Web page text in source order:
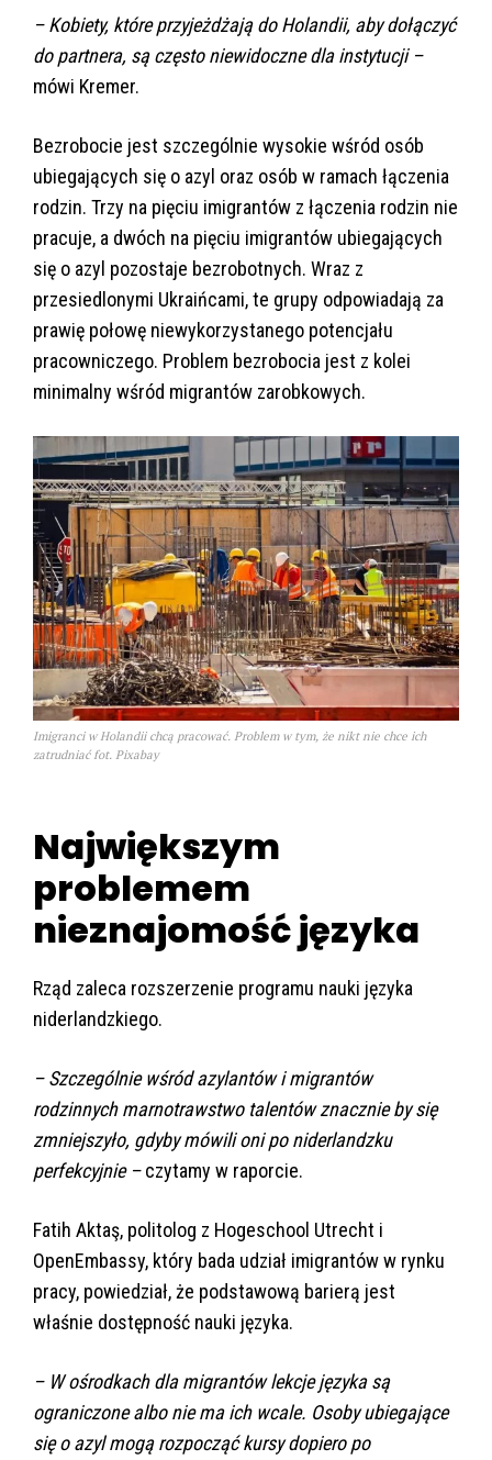
– Kobiety, które przyjeżdżają do Holandii, aby dołączyć
do partnera, są często niewidoczne dla instytucji –
mówi Kremer.
Bezrobocie jest szczególnie wysokie wśród osób
ubiegających się o azyl oraz osób w ramach łączenia
rodzin. Trzy na pięciu imigrantów z łączenia rodzin nie
pracuje, a dwóch na pięciu imigrantów ubiegających
się o azyl pozostaje bezrobotnych. Wraz z
przesiedlonymi Ukraińcami, te grupy odpowiadają za
prawię połowę niewykorzystanego potencjału
pracowniczego. Problem bezrobocia jest z kolei
minimalny wśród migrantów zarobkowych.
Imigranci w Holandii chcą pracować. Problem w tym, że nikt nie chce ich
zatrudniać fot. Pixabay
Największym
problemem
nieznajomość języka
Rząd zaleca rozszerzenie programu nauki języka
niderlandzkiego.
– Szczególnie wśród azylantów i migrantów
rodzinnych marnotrawstwo talentów znacznie by się
zmniejszyło, gdyby mówili oni po niderlandzku
perfekcyjnie –czytamy w raporcie.
Fatih Aktaş, politolog z Hogeschool Utrecht i
OpenEmbassy, który bada udział imigrantów w rynku
pracy, powiedział, że podstawową barierą jest
właśnie dostępność nauki języka.
– W ośrodkach dla migrantów lekcje języka są
ograniczone albo nie ma ich wcale. Osoby ubiegające
się o azyl mogą rozpocząć kursy dopiero po